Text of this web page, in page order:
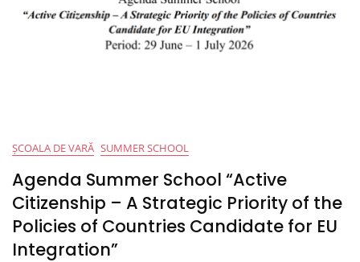
ȘCOALA DE VARĂ SUMMER SCHOOL
Agenda Summer School “Active
Citizenship – A Strategic Priority of the
Policies of Countries Candidate for EU
Integration”